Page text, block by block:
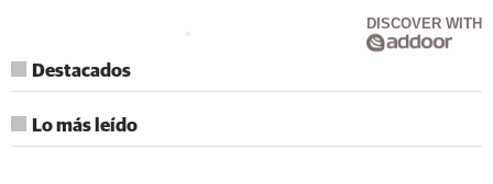
DISCOVER WITH
Destacados
Lo más leído